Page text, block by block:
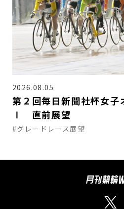
2026.08.05
第２回毎日新聞社杯女子
Ⅰ 直前展望
#グレードレース展望